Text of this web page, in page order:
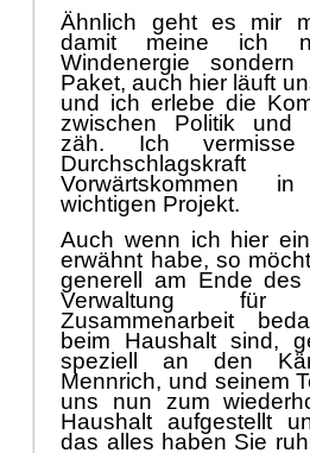
Ähnlich geht es mir
damit meine ich
Windenergie sondern
Paket, auch hier läuft
und ich erlebe die
zwischen Politik und
zäh. Ich
Vorwärtskommen in
wichtigen Projekt.
Auch wenn ich hier
erwähnt habe, so mö
generell am Ende
Verwaltung für
Zusammenarbeit
beim Haushalt sind,
speziell an den Kä
Mennrich, und seinem
uns nun zum
Haushalt aufgestellt
das alles haben Sie